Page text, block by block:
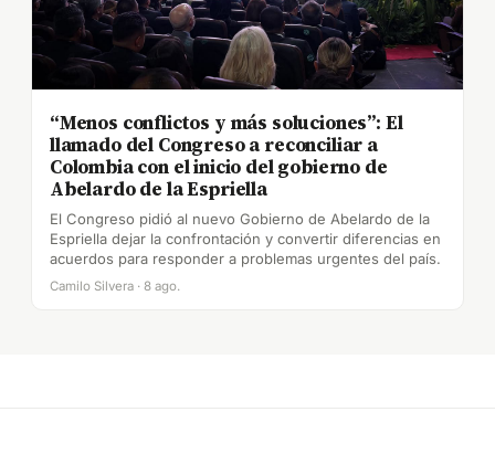
“Menos conflictos y más soluciones”: El
llamado del Congreso a reconciliar a
Colombia con el inicio del gobierno de
Abelardo de la Espriella
El Congreso pidió al nuevo Gobierno de Abelardo de la
Espriella dejar la confrontación y convertir diferencias en
acuerdos para responder a problemas urgentes del país.
Camilo Silvera · 8 ago.